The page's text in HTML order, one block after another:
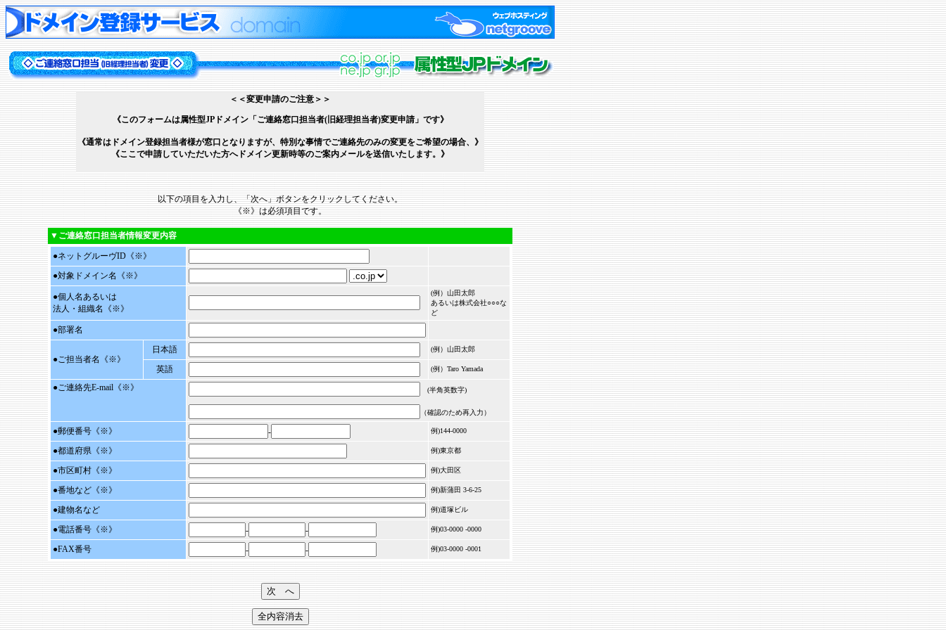
＜＜変更申請のご注意＞＞
《このフォームは属性型JPドメイン「ご連絡窓口担当者(旧経理担当者)変更申請」です》
《通常はドメイン登録担当者様が窓口となりますが、特別な事情でご連絡先のみの変更をご希望の場合、》
《ここで申請していただいた方へドメイン更新時等のご案内メールを送信いたします。》
以下の項目を入力し、「次へ」ボタンをクリックしてください。
《※》は必須項目です。
▼ご連絡窓口担当者情報変更内容
●ネットグルーヴID 《※》
●対象ドメイン名
《※》
●個人名あるいは
法人・組織名
《※》
(例）山田太郎
あるいは株式会社○○○な
ど
●部署名
●ご担当者名 《※》
日本語 (例）山田太郎
英語 (例）Taro Yamada
●ご連絡先E-mail 《※》 (半角英数字)
（確認のため再入力）
●郵便番号 《※》 - 例)144-0000
●都道府県 《※》 例)東京都
●市区町村 《※》 例)大田区
●番地など 《※》 例)新蒲田 3-6-25
●建物名など 例)道塚ビル
●電話番号《※》 - - 例)03-0000 -0000
●FAX番号 - - 例)03-0000 -0001